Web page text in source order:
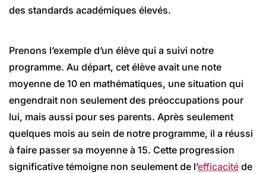
des standards académiques élevés.
Prenons l’exemple d’un élève qui a suivi notre
programme. Au départ, cet élève avait une note
moyenne de 10 en mathématiques, une situation qui
engendrait non seulement des préoccupations pour
lui, mais aussi pour ses parents. Après seulement
quelques mois au sein de notre programme, il a réussi
à faire passer sa moyenne à 15. Cette progression
significative témoigne non seulement de l’efficacité de